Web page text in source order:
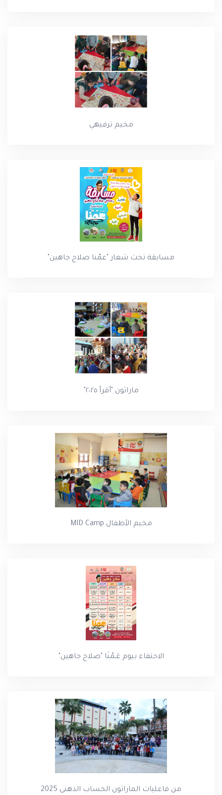
مخيم ترفيهي
مسابقة تحت شعار "عمّنا صلاح جاهين"
ماراثون "أقرأ ٢٠٢٥"
مخيم الأطفال MID Camp
الاحتفاء بيوم عَـمّنَا "صلاح جاهين"
من فاعليات الماراثون الحساب الذهنى 2025